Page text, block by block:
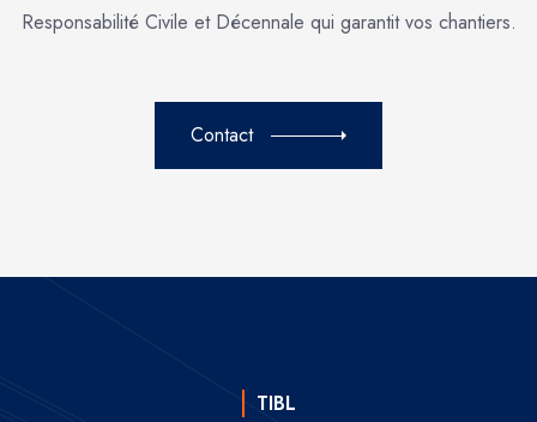
Responsabilité Civile et Décennale qui garantit vos chantiers.
Contact
TIBL